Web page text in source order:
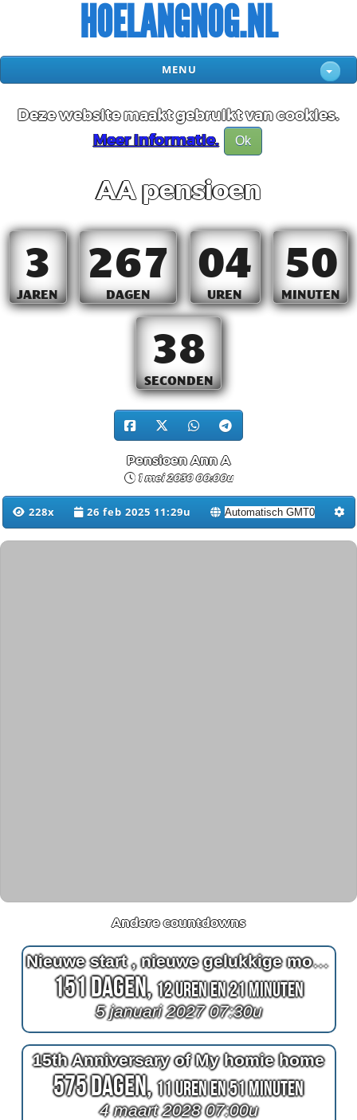
HOELANGNOG.NL
MENU
Deze website maakt gebruikt van cookies.
Meer informatie.
Ok
AA pensioen
3
JAREN
267
DAGEN
04
UREN
50
MINUTEN
38
SECONDEN
Pensioen Ann A
1 mei 2030 00:00u
228x 26 feb 2025 11:29u
Andere countdowns
Nieuwe start , nieuwe gelukkige momenten
151 Dagen,12 Uren en 21 Minuten
5 januari 2027 07:30u
15th Anniversary of My homie home
575 Dagen,11 Uren en 51 Minuten
4 maart 2028 07:00u